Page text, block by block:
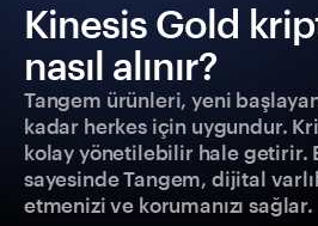
Kinesis Gold
nasıl alınır?
Tangem ürünleri, yeni
kadar herkes için uygundur.
kolay yönetilebilir hale getirir.
sayesinde Tangem, dijital
etmenizi ve korumanızı sağlar.